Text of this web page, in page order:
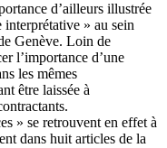
d’ailleurs illustrée
interprétative » au sein
Genève. Loin de
l’importance d’une
les mêmes
être laissée à
» se retrouvent en effet à
dans huit articles de la